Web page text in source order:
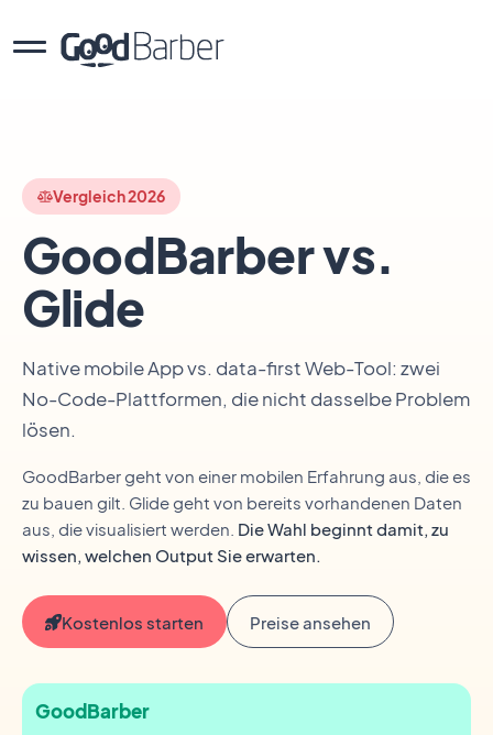
Vergleich 2026
GoodBarber vs.
Glide
Native mobile App vs. data-first Web-Tool: zwei
No-Code-Plattformen, die nicht dasselbe Problem
lösen.
GoodBarber geht von einer mobilen Erfahrung aus, die es
zu bauen gilt. Glide geht von bereits vorhandenen Daten
aus, die visualisiert werden. Die Wahl beginnt damit, zu
wissen, welchen Output Sie erwarten.
Kostenlos starten Preise ansehen
GoodBarber